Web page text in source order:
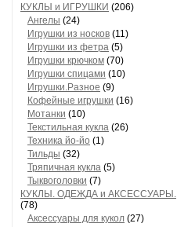
КУКЛЫ и ИГРУШКИ (206)
Ангелы (24)
Игрушки из носков (11)
Игрушки из фетра (5)
Игрушки крючком (70)
Игрушки спицами (10)
Игрушки.Разное (9)
Кофейные игрушки (16)
Мотанки (10)
Текстильная кукла (26)
Техника йо-йо (1)
Тильды (32)
Тряпичная кукла (5)
Тыквоголовки (7)
КУКЛЫ. ОДЕЖДА и АКСЕССУАРЫ.
(78)
Аксессуары для кукол (27)